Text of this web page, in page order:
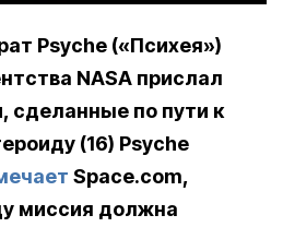
Psyche («Психея»)
NASA прислал
сделанные по пути к
(16) Psyche
Space.com,
миссия должна